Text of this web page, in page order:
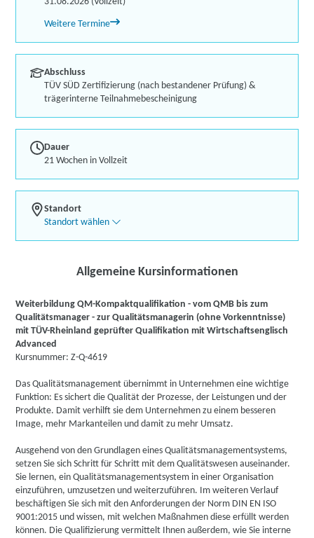
Weitere Termine
Abschluss
TÜV SÜD Zertifizierung (nach bestandener Prüfung) &
trägerinterne Teilnahmebescheinigung
Dauer
21 Wochen in Vollzeit
Standort
Standort wählen
Allgemeine Kursinformationen
Weiterbildung QM-Kompaktqualifikation - vom QMB bis zum
Qualitätsmanager - zur Qualitätsmanagerin (ohne Vorkenntnisse)
mit TÜV-Rheinland geprüfter Qualifikation mit Wirtschaftsenglisch
Advanced
Kursnummer: Z-Q-4619
Das Qualitätsmanagement übernimmt in Unternehmen eine wichtige
Funktion: Es sichert die Qualität der Prozesse, der Leistungen und der
Produkte. Damit verhilft sie dem Unternehmen zu einem besseren
Image, mehr Markanteilen und damit zu mehr Umsatz.
Ausgehend von den Grundlagen eines Qualitätsmanagementsystems,
setzen Sie sich Schritt für Schritt mit dem Qualitätswesen auseinander.
Sie lernen, ein Qualitätsmanagementsystem in einer Organisation
einzuführen, umzusetzen und weiterzuführen. Im weiteren Verlauf
beschäftigen Sie sich mit den Anforderungen der Norm DIN EN ISO
9001:2015 und wissen, mit welchen Maßnahmen diese erfüllt werden
können. Die Qualifizierung vermittelt Ihnen außerdem, wie Sie interne